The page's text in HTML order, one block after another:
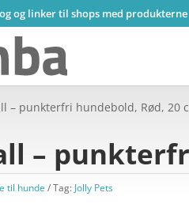
og linker til shops med produkterne
– punkterfri hundebold, Rød, 20
–
til hunde Tag: Jolly Pets